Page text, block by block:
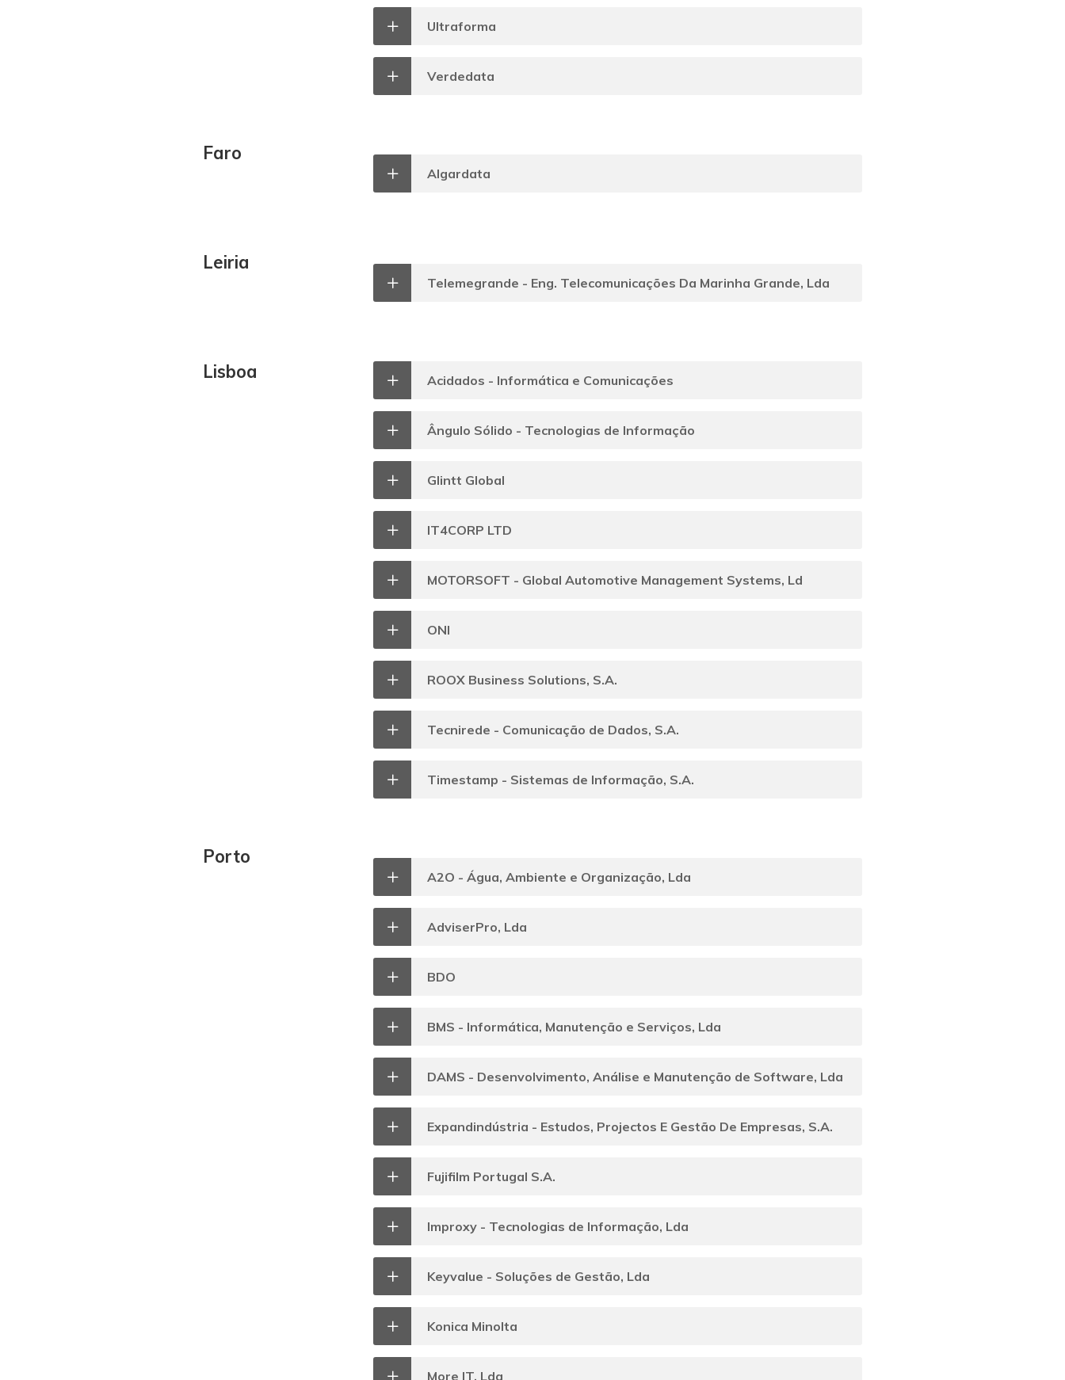
Ultraforma
Verdedata
Faro
Algardata
Leiria
Telemegrande - Eng. Telecomunicações Da Marinha Grande, Lda
Lisboa Acidados - Informática e Comunicações
Ângulo Sólido - Tecnologias de Informação
Glintt Global
IT4CORP LTD
MOTORSOFT - Global Automotive Management Systems, Ld
ONI
ROOX Business Solutions, S.A.
Tecnirede - Comunicação de Dados, S.A.
Timestamp - Sistemas de Informação, S.A.
Porto
A2O - Água, Ambiente e Organização, Lda
AdviserPro, Lda
BDO
BMS - Informática, Manutenção e Serviços, Lda
DAMS - Desenvolvimento, Análise e Manutenção de Software, Lda
Expandindústria - Estudos, Projectos E Gestão De Empresas, S.A.
Fujifilm Portugal S.A.
Improxy - Tecnologias de Informação, Lda
Keyvalue - Soluções de Gestão, Lda
Konica Minolta
More IT, Lda